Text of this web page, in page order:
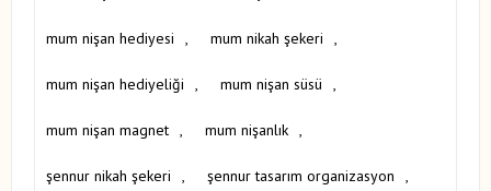
mum nişan hediyesi , mum nikah şekeri ,
mum nişan hediyeliği , mum nişan süsü ,
mum nişan magnet , mum nişanlık ,
şennur nikah şekeri , şennur tasarım organizasyon ,